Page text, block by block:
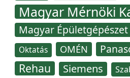
Magyar Mérnöki
Magyar Épületgépészet
Oktatás OMÉN
Rehau Siemens